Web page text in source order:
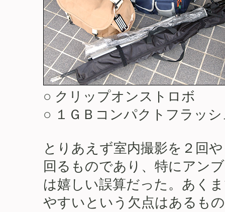
○ クリップオンストロボ
○ １ＧＢコンパクトフラッシ
とりあえず室内撮影を２回
回るものであり、特にアン
は嬉しい誤算だった。あく
やすいという欠点はあるも